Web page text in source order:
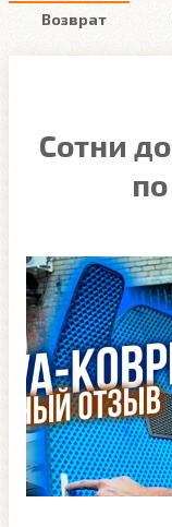
Возврат
Сотни